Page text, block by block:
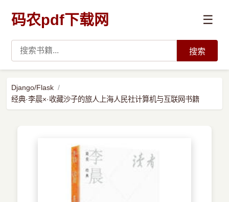
码农pdf下载网 ☰
数据科学与人工智能
搜索
Django/Flask
经典·李晨×·收藏沙子的旅人上海人民社计算机与互联网书籍